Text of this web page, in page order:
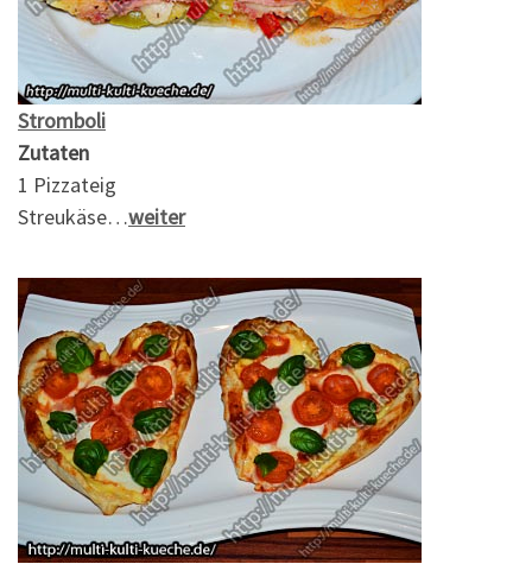
Stromboli
Zutaten
1 Pizzateig
Streukäse…weiter